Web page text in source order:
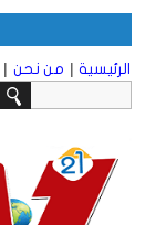
الرئيسية | من نحن |